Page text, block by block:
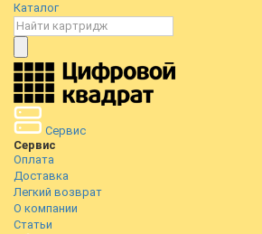
Каталог
Сервис
Сервис
Оплата
Доставка
Легкий возврат
О компании
Статьи